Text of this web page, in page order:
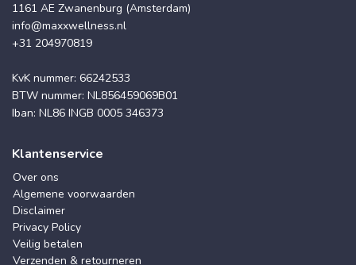
1161 AE Zwanenburg (Amsterdam)
info@maxxwellness.nl
+31 204970819
KvK nummer: 66242533
BTW nummer: NL856459069B01
Iban: NL86 INGB 0005 346373
Klantenservice
Over ons
Algemene voorwaarden
Disclaimer
Privacy Policy
Veilig betalen
Verzenden & retourneren